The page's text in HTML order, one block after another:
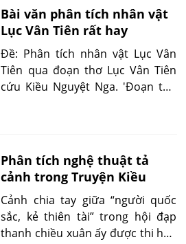
Bài văn phân tích nhân vật
Lục Vân Tiên rất hay
Đề: Phân tích nhân vật Lục Vân
Tiên qua đoạn thơ Lục Vân Tiên
cứu Kiều Nguyệt Nga. 'Đoạn thơ
Phân tích nghệ thuật tả
cảnh trong Truyện Kiều
Cảnh chia tay giữa “người quốc
sắc, kẻ thiên tài” trong hội đạp
thanh chiều xuân ấy được thi hào